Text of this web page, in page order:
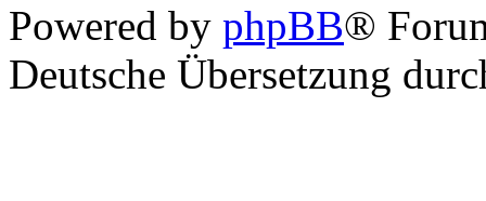
Powered by phpBB®
Deutsche Übersetzung